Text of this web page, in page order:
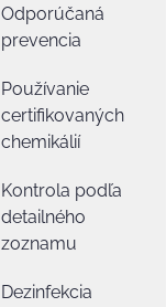
Odporúčaná
prevencia
Používanie
certifikovaných
chemikálií
Kontrola podľa
detailného
zoznamu
Dezinfekcia